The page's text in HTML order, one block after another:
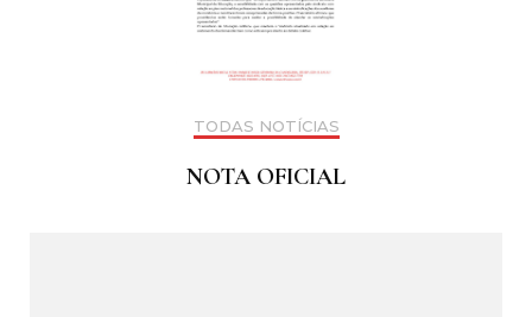
TODAS NOTÍCIAS
NOTA OFICIAL